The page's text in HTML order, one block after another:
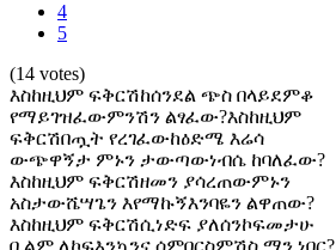
4
5
(14 votes)
እስከዚህም ፍቅርሽከሰንደል ጭስ በላይደምቆ
የማይገዝፈውምንሽን ልፃፈው?እስከዚህም
ፍቅርሽበጧት የረገፈውከዕድሜ እሬሳ
ውጭዋኝታ ምኑን ታውጣውነብሴ ከባለፈው?
እስከዚህም ፍቅርሽዘመን ያሳረጠውምኑን
አስታውሼሣጌን እየማኩኝእንባዬን ልዋጠው?
እስከዚህም ፍቅርሽሲነድፍ ያለሰንኮፍመታሁ